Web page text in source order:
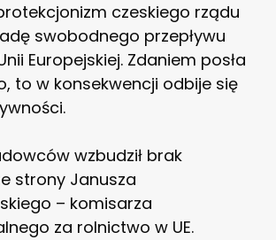
czeskiego rządu
swobodnego przepływu
Europejskiej. Zdaniem posła
to w konsekwencji odbije się
wzbudził brak
strony Janusza
– komisarza
za rolnictwo w UE.